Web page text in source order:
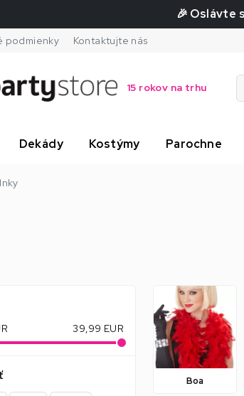
🎉 Oslávte
podmienky Kontaktujte nás
15 rokov na trhu
Dekády Kostýmy Parochne
39,99 EUR
Boa